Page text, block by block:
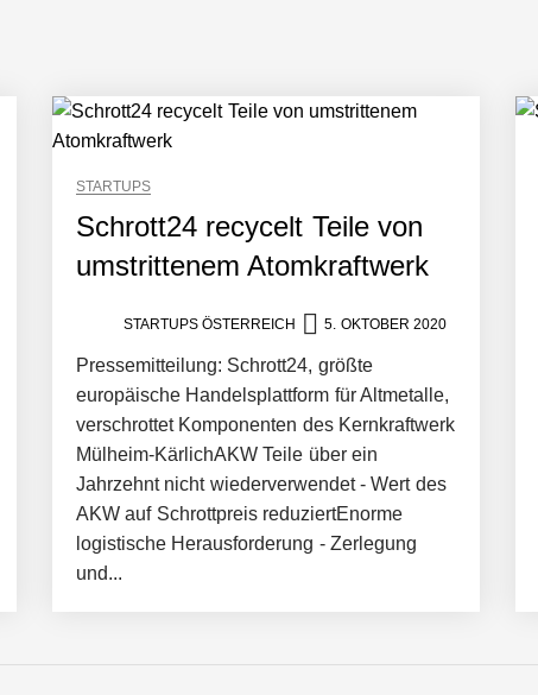
STARTUPS
Schrott24 recycelt Teile von
umstrittenem Atomkraftwerk
STARTUPS ÖSTERREICH 5. OKTOBER 2020
Pressemitteilung: Schrott24, größte
europäische Handelsplattform für Altmetalle,
verschrottet Komponenten des Kernkraftwerk
Mülheim-KärlichAKW Teile über ein
Jahrzehnt nicht wiederverwendet - Wert des
AKW auf Schrottpreis reduziertEnorme
logistische Herausforderung - Zerlegung
und...
die Hotelwelt mit smarten Gästedaten revolutioniert
in eine visuelle Symphonie